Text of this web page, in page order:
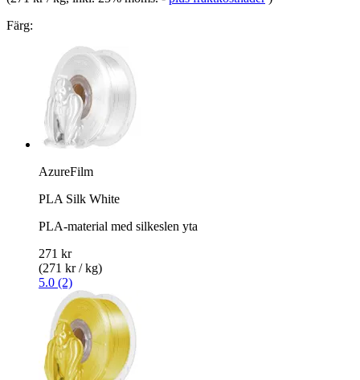
Färg:
AzureFilm
PLA Silk White
PLA-material med silkeslen yta
271 kr
(271 kr / kg)
5.0 (2)